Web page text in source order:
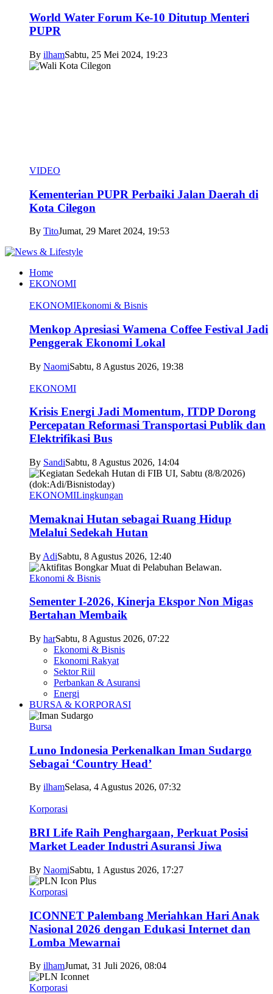
World Water Forum Ke-10 Ditutup Menteri
PUPR
By ilhamSabtu, 25 Mei 2024, 19:23
VIDEO
Kementerian PUPR Perbaiki Jalan Daerah di
Kota Cilegon
By TitoJumat, 29 Maret 2024, 19:53
Home
EKONOMI
EKONOMIEkonomi & Bisnis
Menkop Apresiasi Wamena Coffee Festival Jadi
Penggerak Ekonomi Lokal
By NaomiSabtu, 8 Agustus 2026, 19:38
EKONOMI
Krisis Energi Jadi Momentum, ITDP Dorong
Percepatan Reformasi Transportasi Publik dan
Elektrifikasi Bus
By SandiSabtu, 8 Agustus 2026, 14:04
EKONOMILingkungan
Memaknai Hutan sebagai Ruang Hidup
Melalui Sedekah Hutan
By AdiSabtu, 8 Agustus 2026, 12:40
Ekonomi & Bisnis
Sementer I-2026, Kinerja Ekspor Non Migas
Bertahan Membaik
By harSabtu, 8 Agustus 2026, 07:22
Ekonomi & Bisnis
Ekonomi Rakyat
Sektor Riil
Perbankan & Asuransi
Energi
BURSA & KORPORASI
Bursa
Luno Indonesia Perkenalkan Iman Sudargo
Sebagai ‘Country Head’
By ilhamSelasa, 4 Agustus 2026, 07:32
Korporasi
BRI Life Raih Penghargaan, Perkuat Posisi
Market Leader Industri Asuransi Jiwa
By NaomiSabtu, 1 Agustus 2026, 17:27
Korporasi
ICONNET Palembang Meriahkan Hari Anak
Nasional 2026 dengan Edukasi Internet dan
Lomba Mewarnai
By ilhamJumat, 31 Juli 2026, 08:04
Korporasi